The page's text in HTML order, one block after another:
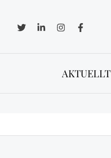
innehåll
AKTUELLT